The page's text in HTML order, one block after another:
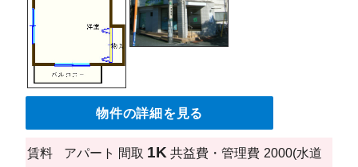
物件の詳細を見る
賃料 アパート 間取 1K 共益費・管理費 2000(水道